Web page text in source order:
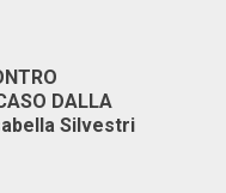
DALLA
Silvestri